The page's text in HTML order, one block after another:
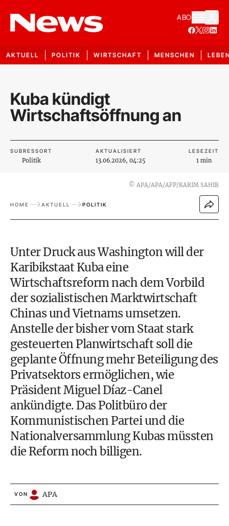
ABO
AKTUELL POLITIK WIRTSCHAFT MENSCHEN
Kuba kündigt
Wirtschaftsöffnung an
SUBRESSORT
Politik
AKTUALISIERT
13.06.2026, 04:25
LESEZEIT
1 min
© APA/APA/AFP/KARIM SAHIB
HOME AKTUELL POLITIK
Unter Druck aus Washington will der
Karibikstaat Kuba eine
Wirtschaftsreform nach dem Vorbild
der sozialistischen Marktwirtschaft
Chinas und Vietnams umsetzen.
Anstelle der bisher vom Staat stark
gesteuerten Planwirtschaft soll die
geplante Öffnung mehr Beteiligung des
Privatsektors ermöglichen, wie
Präsident Miguel Díaz-Canel
ankündigte. Das Politbüro der
Kommunistischen Partei und die
Nationalversammlung Kubas müssten
die Reform noch billigen.
VON APA